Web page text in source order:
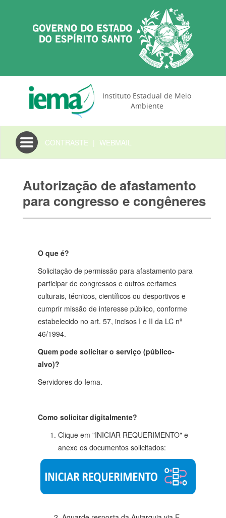
Instituto Estadual de Meio
Ambiente
Toggle
navigation
CONTRASTE | WEBMAIL
Autorização de afastamento
para congresso e congêneres
O que é?
Solicitação de permissão para afastamento para
participar de congressos e outros certames
culturais, técnicos, científicos ou desportivos e
cumprir missão de interesse público, conforme
estabelecido no art. 57, incisos I e II da LC nº
46/1994.
Quem pode solicitar o serviço (público-
alvo)?
Servidores do Iema.
Como solicitar digitalmente?
Clique em "INICIAR REQUERIMENTO" e
anexe os documentos solicitados: